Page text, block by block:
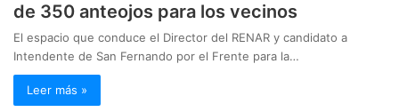
de 350 anteojos para los vecinos
El espacio que conduce el Director del RENAR y candidato a
Intendente de San Fernando por el Frente para la…
Leer más »